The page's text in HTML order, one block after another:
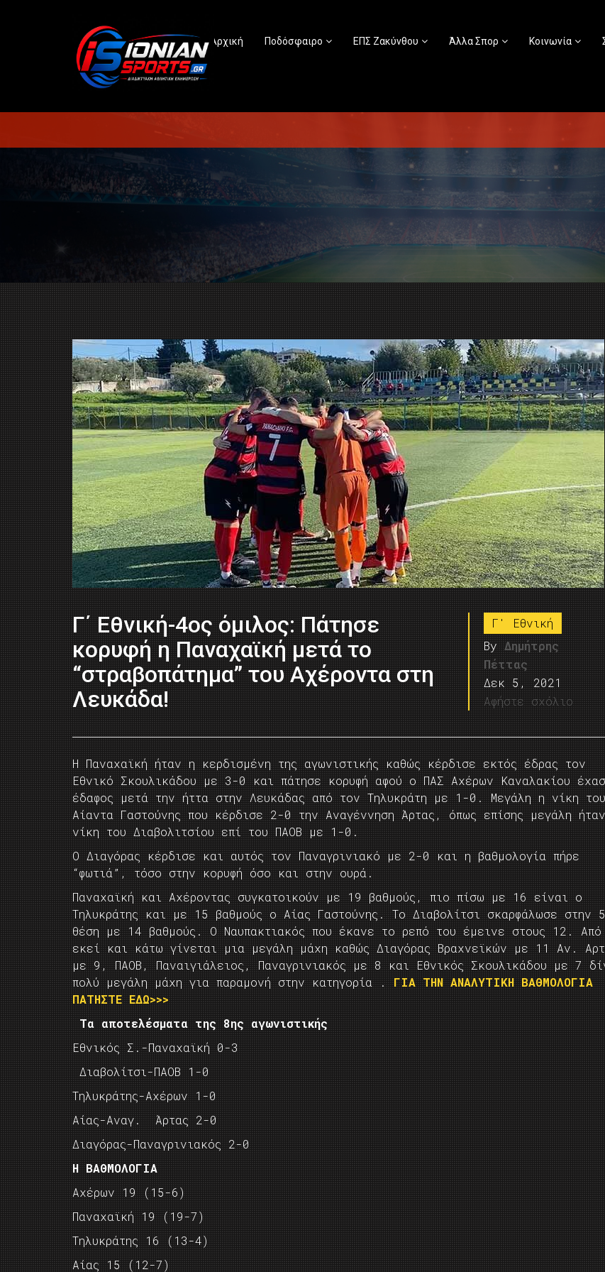
Αρχική Ποδόσφαιρο ΕΠΣ Ζακύνθου Άλλα Σπορ Κοινωνία
Γ΄ Εθνική-4ος όμιλος: Πάτησε
κορυφή η Παναχαϊκή μετά το
“στραβοπάτημα” του Αχέροντα στη
Λευκάδα!
Γ' Εθνική
By Δημήτρης
Πέττας
Δεκ 5, 2021
Αφήστε σχόλιο
Η Παναχαϊκή ήταν η κερδισμένη της αγωνιστικής καθώς κέρδισε εκτός έδρας τον
Εθνικό Σκουλικάδου με 3-0 και πάτησε κορυφή αφού ο ΠΑΣ Αχέρων Καναλακίου
έδαφος μετά την ήττα στην Λευκάδας από τον Τηλυκράτη με 1-0. Μεγάλη η νίκη του
Αίαντα Γαστούνης που κέρδισε 2-0 την Αναγέννηση Άρτας, όπως επίσης μεγάλη
νίκη του Διαβολιτσίου επί του ΠΑΟΒ με 1-0.
Ο Διαγόρας κέρδισε και αυτός τον Παναγρινιακό με 2-0 και η βαθμολογία πήρε
“φωτιά”, τόσο στην κορυφή όσο και στην ουρά.
Παναχαϊκή και Αχέροντας συγκατοικούν με 19 βαθμούς, πιο πίσω με 16 είναι ο
Τηλυκράτης και με 15 βαθμούς ο Αίας Γαστούνης. Το Διαβολίτσι σκαρφάλωσε στην
θέση με 14 βαθμούς. Ο Ναυπακτιακός που έκανε το ρεπό του έμεινε στους 12. Από
εκεί και κάτω γίνεται μια μεγάλη μάχη καθώς Διαγόρας Βραχνεϊκών με 11 Αν.
με 9, ΠΑΟΒ, Παναιγιάλειος, Παναγρινιακός με 8 και Εθνικός Σκουλικάδου με 7
πολύ μεγάλη μάχη για παραμονή στην κατηγορία .
ΓΙΑ ΤΗΝ ΑΝΑΛΥΤΙΚΗ ΒΑΘΜΟΛΟΓΙΑ
ΠΑΤΗΣΤΕ ΕΔΩ>>>
Τα αποτελέσματα της 8ης αγωνιστικής
Εθνικός Σ.-Παναχαϊκή 0-3
Διαβολίτσι-ΠΑΟΒ 1-0
Τηλυκράτης-Αχέρων 1-0
Αίας-Αναγ. Άρτας 2-0
Διαγόρας-Παναγρινιακός 2-0
Η ΒΑΘΜΟΛΟΓΙΑ
Αχέρων 19 (15-6)
Παναχαϊκή 19 (19-7)
Τηλυκράτης 16 (13-4)
Αίας 15 (12-7)